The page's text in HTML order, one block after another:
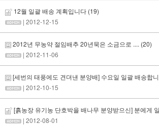
12월 일괄 배송 계획입니다 (19)
| 2012-12-15
2012년 무농약 절임배추 20년묵은 소금으로 .... (20)
| 2012-11-06
[세번의 태풍에도 견뎌낸 분양배] 수요일 일괄 배송합
| 2012-10-15
[흙농장 유기농 단호박을 배나무 분양받으신] 분에게
| 2012-08-01